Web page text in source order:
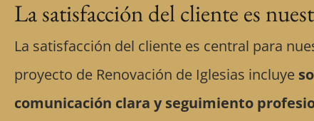
La satisfacción del cliente es
La satisfacción del cliente es central para
proyecto de Renovación de Iglesias incluye
comunicación clara y seguimiento